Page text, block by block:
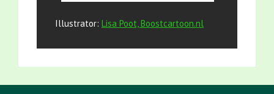
Illustrator: Lisa Poot, Boostcartoon.nl